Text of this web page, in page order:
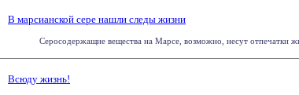
В марсианской сере нашли следы жизни
Серосодержащие вещества на Марсе, возможно, несут отпечатки
Всюду жизнь!